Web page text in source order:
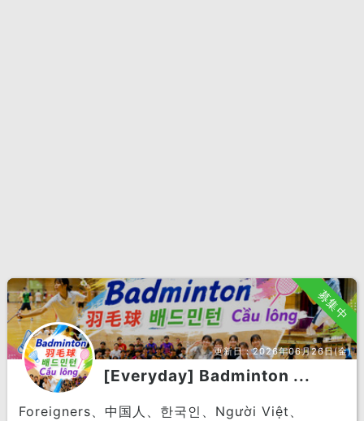
募集中
更新日：2026年06月26日(金)
[Everyday] Badminton ...
Foreigners、中国人、한국인、Người Việt、